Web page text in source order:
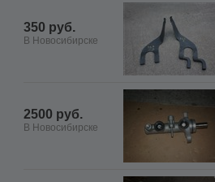
350 руб.
В Новосибирске
2500 руб.
В Новосибирске